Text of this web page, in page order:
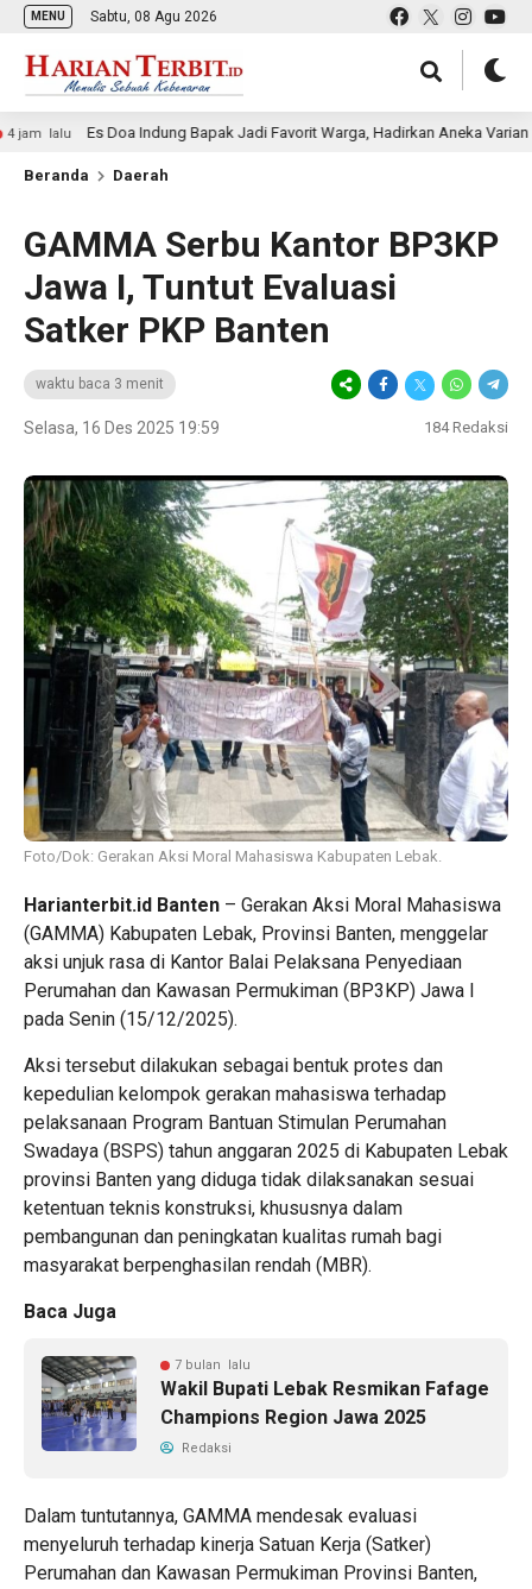
MENU Sabtu, 08 Agu 2026
Es Doa Indung Bapak Jadi Favorit Warga, Hadirkan Aneka Varian Es Kelapa
Beranda Daerah
GAMMA Serbu Kantor BP3KP
Jawa I, Tuntut Evaluasi
Satker PKP Banten
waktu baca 3 menit
Selasa, 16 Des 2025 19:59 184Redaksi
Foto/Dok: Gerakan Aksi Moral Mahasiswa Kabupaten Lebak.
Harianterbit.id Banten – Gerakan Aksi Moral Mahasiswa
(GAMMA) Kabupaten Lebak, Provinsi Banten, menggelar
aksi unjuk rasa di Kantor Balai Pelaksana Penyediaan
Perumahan dan Kawasan Permukiman (BP3KP) Jawa I
pada Senin (15/12/2025).
Aksi tersebut dilakukan sebagai bentuk protes dan
kepedulian kelompok gerakan mahasiswa terhadap
pelaksanaan Program Bantuan Stimulan Perumahan
Swadaya (BSPS) tahun anggaran 2025 di Kabupaten Lebak
provinsi Banten yang diduga tidak dilaksanakan sesuai
ketentuan teknis konstruksi, khususnya dalam
pembangunan dan peningkatan kualitas rumah bagi
masyarakat berpenghasilan rendah (MBR).
Baca Juga
7 bulan lalu
Wakil Bupati Lebak Resmikan Fafage
Champions Region Jawa 2025
Redaksi
Dalam tuntutannya, GAMMA mendesak evaluasi
menyeluruh terhadap kinerja Satuan Kerja (Satker)
Perumahan dan Kawasan Permukiman Provinsi Banten,